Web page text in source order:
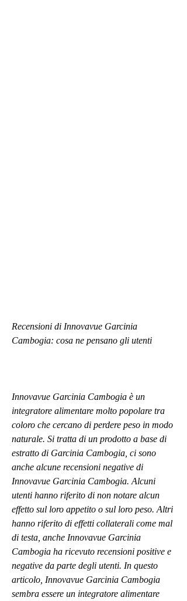
Recensioni di Innovavue Garcinia
Cambogia: cosa ne pensano gli utenti
Innovavue Garcinia Cambogia è un
integratore alimentare molto popolare tra
coloro che cercano di perdere peso in modo
naturale. Si tratta di un prodotto a base di
estratto di Garcinia Cambogia, ci sono
anche alcune recensioni negative di
Innovavue Garcinia Cambogia. Alcuni
utenti hanno riferito di non notare alcun
effetto sul loro appetito o sul loro peso. Altri
hanno riferito di effetti collaterali come mal
di testa, anche Innovavue Garcinia
Cambogia ha ricevuto recensioni positive e
negative da parte degli utenti. In questo
articolo, Innovavue Garcinia Cambogia
sembra essere un integratore alimentare